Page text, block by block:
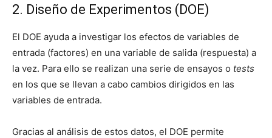
2. Diseño de Experimentos (DOE)
El DOE ayuda a investigar los efectos de variables de
entrada (factores) en una variable de salida (respuesta) a
la vez. Para ello se realizan una serie de ensayos o tests
en los que se llevan a cabo cambios dirigidos en las
variables de entrada.
Gracias al análisis de estos datos, el DOE permite